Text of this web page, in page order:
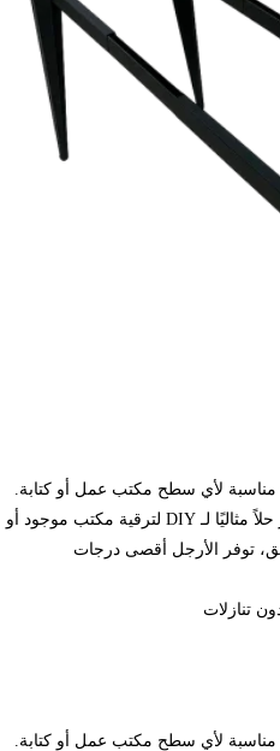
أرجل لمكتب الكمبيوتر من Comfortly مناسبة لأي سطح مكتب عمل أو كتابة.
مصنوعة من معدن عالي الجودة وتوفر حلاً مثاليًا لـ DIY لترقية مكتب موجود أو
توفر الأرجل أقصى درجات
تنازلات
أرجل لمكتب الكمبيوتر من Comfortly مناسبة لأي سطح مكتب عمل أو كتابة.